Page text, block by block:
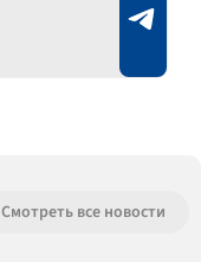
Смотреть все новости